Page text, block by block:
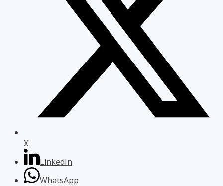
X
LinkedIn
WhatsApp